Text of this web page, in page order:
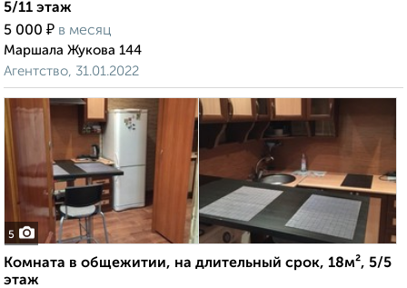
5/11 этаж
5 000 ₽ в месяц
Маршала Жукова 144
Агентство, 31.01.2022
5
Комната в общежитии, на длительный срок, 18м², 5/5
этаж